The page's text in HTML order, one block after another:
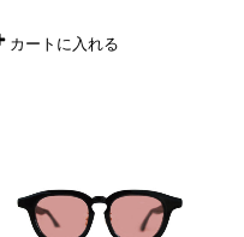
カートに入れる